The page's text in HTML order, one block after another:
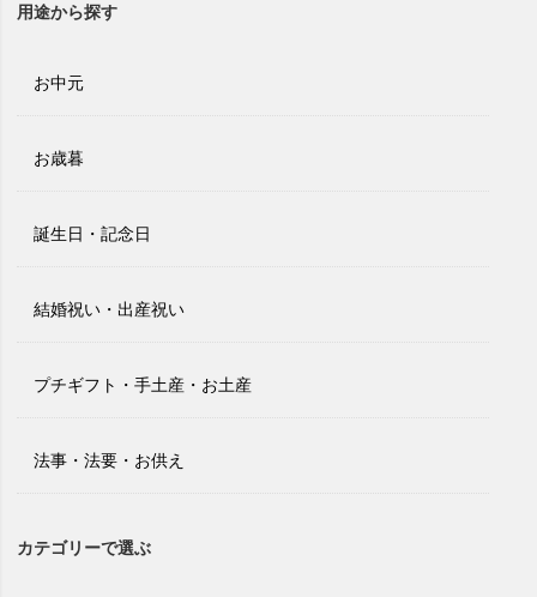
用途から探す
お中元
お歳暮
誕生日・記念日
結婚祝い・出産祝い
プチギフト・手土産・お土産
法事・法要・お供え
カテゴリーで選ぶ